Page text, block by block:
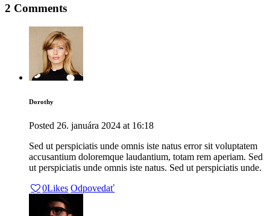
2 Comments
Dorothy
Posted 26. januára 2024 at 16:18
Sed ut perspiciatis unde omnis iste natus error sit voluptatem
accusantium doloremque laudantium, totam rem aperiam. Sed
ut perspiciatis unde omnis iste natus. Sed ut perspiciatis unde.
0Likes Odpovedať